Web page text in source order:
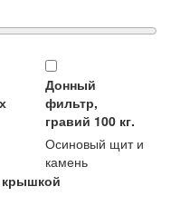
Донный
фильтр,
гравий 100 кг.
Осиновый щит и
камень